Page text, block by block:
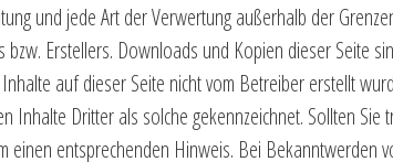
und jede Art der Verwertung außerhalb der
bzw. Erstellers. Downloads und Kopien dieser Seite
auf dieser Seite nicht vom Betreiber erstellt
Inhalte Dritter als solche gekennzeichnet. Sollten
einen entsprechenden Hinweis. Bei Bekanntwerden